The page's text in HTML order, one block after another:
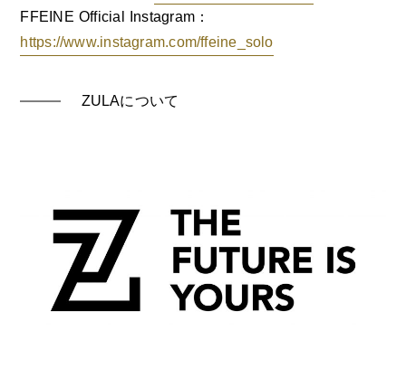
FFEINE Official Instagram：
https://www.instagram.com/ffeine_solo
ZULAについて